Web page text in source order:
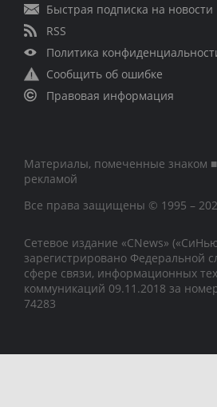
Быстрая подписка на новости
RSS
Политика
Сообщить об ошибке
Правовая информация
Материалы, помеченные знаком
рекламой
Все права защищены © 1995 –
Сетевое издание «CNews»
зарегистрировано Федеральной
сфере связи, информационных
коммуникаций 09.11.2018 за
74283